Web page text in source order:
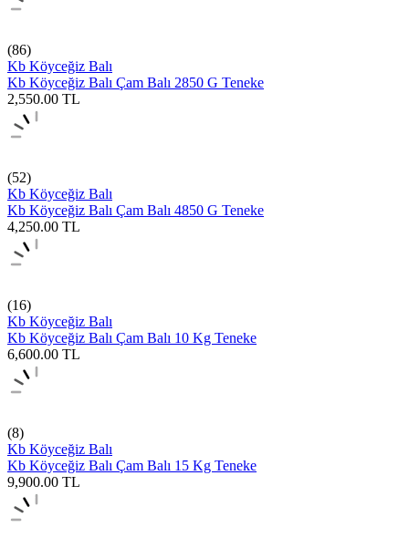
(86)
Kb Köyceğiz Balı
Kb Köyceğiz Balı Çam Balı 2850 G Teneke
2,550.00 TL
(52)
Kb Köyceğiz Balı
Kb Köyceğiz Balı Çam Balı 4850 G Teneke
4,250.00 TL
(16)
Kb Köyceğiz Balı
Kb Köyceğiz Balı Çam Balı 10 Kg Teneke
6,600.00 TL
(8)
Kb Köyceğiz Balı
Kb Köyceğiz Balı Çam Balı 15 Kg Teneke
9,900.00 TL